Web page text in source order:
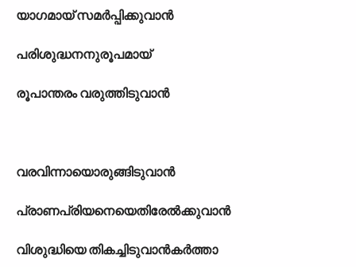
യാഗമായ് സമർപ്പിക്കുവാൻ
പരിശുദ്ധനനുരൂപമായ്
രൂപാന്തരം വരുത്തിടുവാൻ
വരവിന്നായൊരുങ്ങിടുവാൻ
പ്രാണപ്രിയനെയെതിരേൽക്കുവാൻ
വിശുദ്ധിയെ തികച്ചിടുവാൻകർത്താ